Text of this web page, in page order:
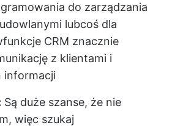
do zarządzania
lubcoś dla
funkcje CRM znacznie
z klientami i
informacji
Są duże szanse, że nie
więc szukaj